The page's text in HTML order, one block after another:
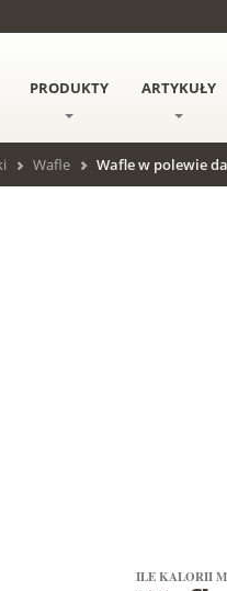
PRODUKTY ARTYKUŁY
Wafle Wafle w polewie
ILE KALORII